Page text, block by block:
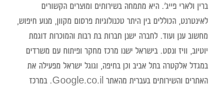
ברין ולארי פייג'. היא מתמחה בשירותים ומוצרים הקשורים
לאינטרנט, הכוללים בין היתר טכנולוגיות פרסום מקוון, מנוע חיפוש,
מחשוב ענן ועוד. לחברה ישנן חברות בת רבות והמוכרות דוגמת
יוטיוב, וויז ונסט. בישראל ישנו מרכז מחקר ופיתוח עם משרדים
במגדל אלקטרה בתל אביב וכן בחיפה, וגוגל ישראל מפעילה את
האתרים והשירותים בעברית מהאתר Google.co.il. במרכז